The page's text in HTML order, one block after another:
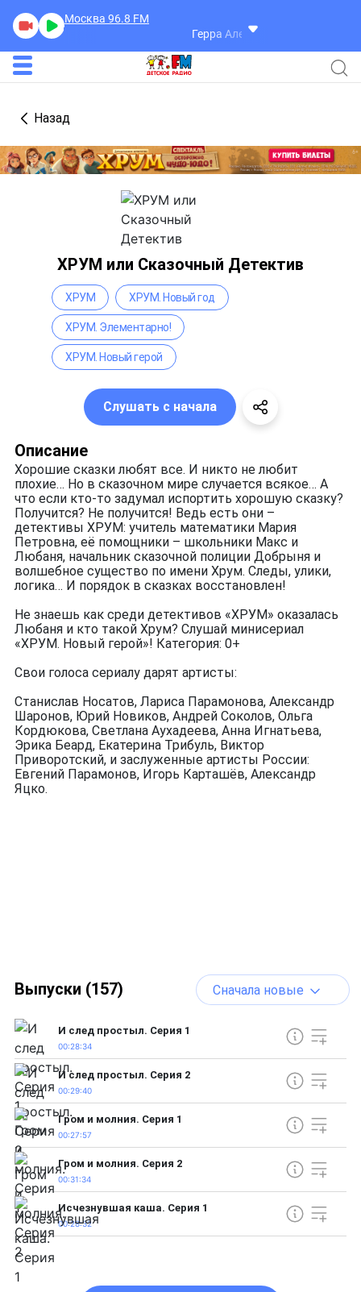
Москва 96.8 FM
Герра Александр
Назад
ХРУМ или Сказочный Детектив
Описание
Хорошие сказки любят все. И никто не любит
плохие… Но в сказочном мире случается всякое… А
что если кто-то задумал испортить хорошую сказку?
Получится? Не получится! Ведь есть они –
детективы ХРУМ: учитель математики Мария
Петровна, её помощники – школьники Макс и
Любаня, начальник сказочной полиции Добрыня и
волшебное существо по имени Хрум. Следы, улики,
логика… И порядок в сказках восстановлен!
Не знаешь как среди детективов «ХРУМ» оказалась
Любаня и кто такой Хрум? Слушай минисериал
«ХРУМ. Новый герой»! Категория: 0+
Свои голоса сериалу дарят артисты:
Станислав Носатов, Лариса Парамонова, Александр
Шаронов, Юрий Новиков, Андрей Соколов, Ольга
Кордюкова, Светлана Аухадеева, Анна Игнатьева,
Эрика Беард, Екатерина Трибуль, Виктор
Приворотский, и заслуженные артисты России:
Евгений Парамонов, Игорь Карташёв, Александр
Яцко.
ХРУМ ХРУМ. Новый год
ХРУМ. Элементарно!
ХРУМ. Новый герой
Слушать с начала
Выпуски (157) Сначала новые
И след простыл. Серия 1
00:28:34
И след простыл. Серия 2
00:29:40
Гром и молния. Серия 1
00:27:57
Гром и молния. Серия 2
00:31:34
Исчезнувшая каша. Серия 1
00:28:32